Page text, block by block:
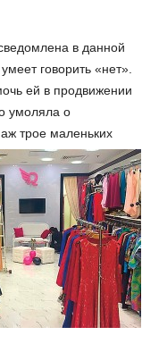
в данной
говорить «нет».
ей в продвижении
умоляла о
трое маленьких